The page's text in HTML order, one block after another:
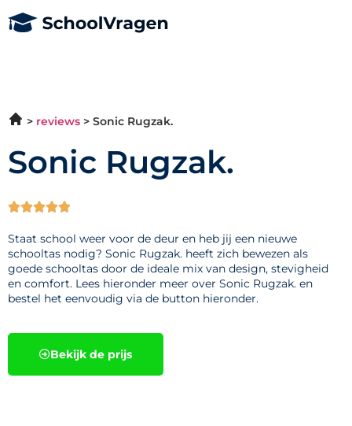
reviews Sonic Rugzak.
Sonic Rugzak.

Staat school weer voor de deur en heb jij een nieuwe
schooltas nodig? Sonic Rugzak. heeft zich bewezen als
goede schooltas door de ideale mix van design, stevigheid
en comfort. Lees hieronder meer over Sonic Rugzak. en
bestel het eenvoudig via de button hieronder.
Bekijk de prijs